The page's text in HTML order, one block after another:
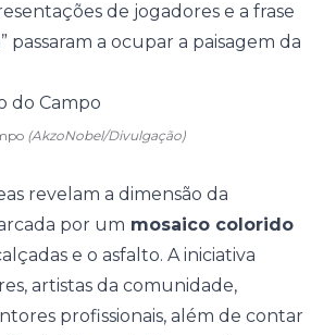
de jogadores e a frase
passaram a ocupar a paisagem da
(AkzoNobel/Divulgação)
revelam a dimensão da
por um mosaico colorido
e o asfalto. A iniciativa
artistas da comunidade,
profissionais, além de contar